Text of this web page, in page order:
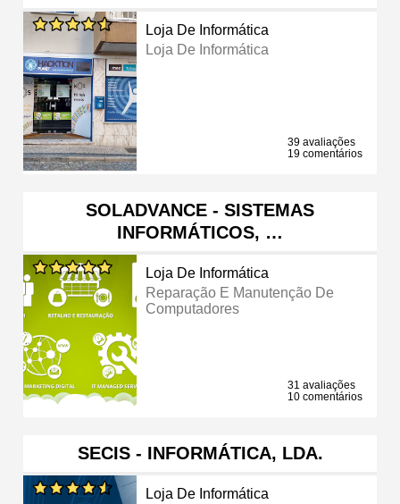
Loja De Informática
Loja De Informática
39 avaliações
19 comentários
SOLADVANCE - SISTEMAS
INFORMÁTICOS, …
Loja De Informática
Reparação E Manutenção De
Computadores
31 avaliações
10 comentários
SECIS - INFORMÁTICA, LDA.
Loja De Informática